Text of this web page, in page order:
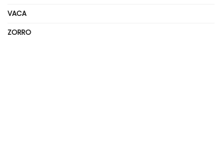
VACA
ZORRO